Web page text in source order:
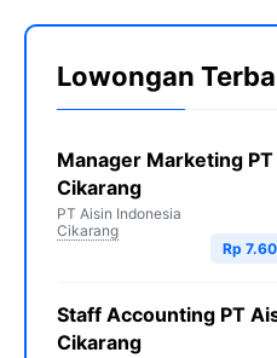
Lowongan
Manager Marketing
Cikarang
PT Aisin Indonesia
Cikarang
Rp
Staff Accounting PT
Cikarang